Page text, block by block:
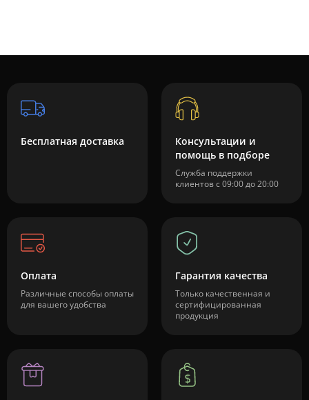
Бесплатная доставка
Консультации и
помощь в подборе
Служба поддержки
клиентов с 09:00 до 20:00
Оплата
Различные способы оплаты
для вашего удобства
Гарантия качества
Только качественная и
сертифицированная
продукция